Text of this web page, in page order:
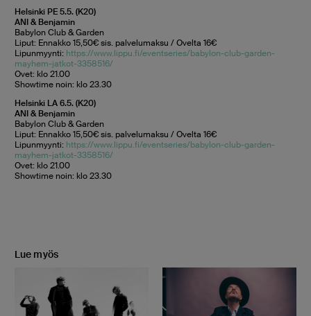
Helsinki PE 5.5. (K20)
ANI & Benjamin
Babylon Club & Garden
Liput: Ennakko 15,50€ sis. palvelumaksu / Ovelta 16€
Lipunmyynti: https://www.lippu.fi/eventseries/babylon-club-garden-
mayhem-jatkot-3358516/
Ovet: klo 21.00
Showtime noin: klo 23.30
Helsinki LA 6.5. (K20)
ANI & Benjamin
Babylon Club & Garden
Liput: Ennakko 15,50€ sis. palvelumaksu / Ovelta 16€
Lipunmyynti: https://www.lippu.fi/eventseries/babylon-club-garden-
mayhem-jatkot-3358516/
Ovet: klo 21.00
Showtime noin: klo 23.30
Lue myös